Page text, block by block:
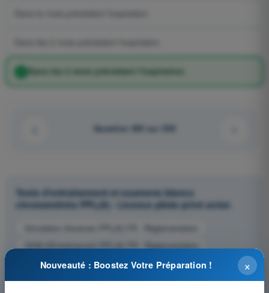
Dans les 3 mois précédant l'expiration.
Question 503 sur 538
Tests d'entraînement et examens blancs
chronométrés PPL(A) - Licence pilote privé avion
Simulation d'examen PPL(A) FR - Règlementation
QCM d'Entraînement PPL(A) FR - Règlementation
Examen en PDF PPL(A) FR - Règlementation
×
Nouveauté : Boostez Votre Préparation !